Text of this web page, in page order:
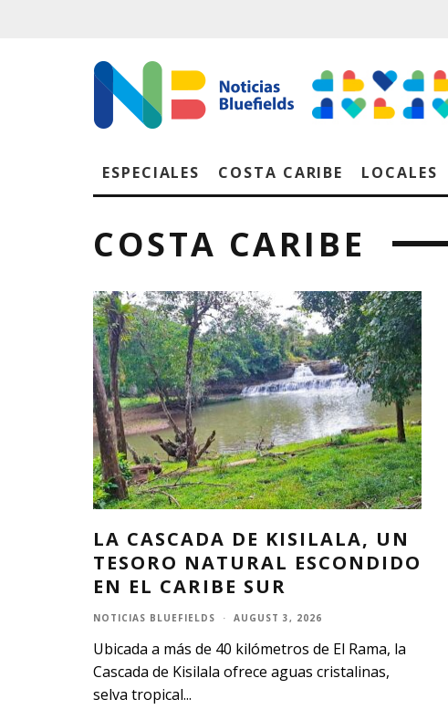
ESPECIALES COSTA CARIBE LOCALES
COSTA CARIBE
LA CASCADA DE KISILALA, UN
TESORO NATURAL ESCONDIDO
EN EL CARIBE SUR
NOTICIAS BLUEFIELDS · AUGUST 3, 2026
Ubicada a más de 40 kilómetros de El Rama, la
Cascada de Kisilala ofrece aguas cristalinas,
selva tropical...